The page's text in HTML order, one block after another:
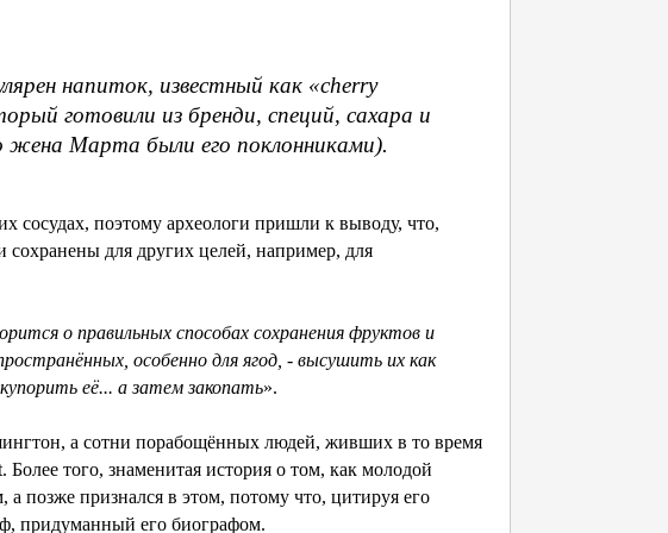
напиток, известный как «cherry
готовили из бренди, специй, сахара и
жена Марта были его поклонниками).
сосудах, поэтому археологи пришли к выводу, что,
для других целей, например, для
о правильных способах сохранения фруктов и
особенно для ягод, - высушить их как
её... а затем закопать».
а сотни порабощённых людей, живших в то время
того, знаменитая история о том, как молодой
позже признался в этом, потому что, цитируя его
придуманный его биографом.